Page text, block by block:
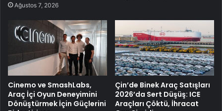
Ağustos 7, 2026
Cinemo ve SmashLabs,
Araç İçi Oyun Deneyimini
Dönüştürmek İçin Güçlerini
Çin’de Binek Araç Satışları
2026’da Sert Düşüş: ICE
Araçları Çöktü, İhracat